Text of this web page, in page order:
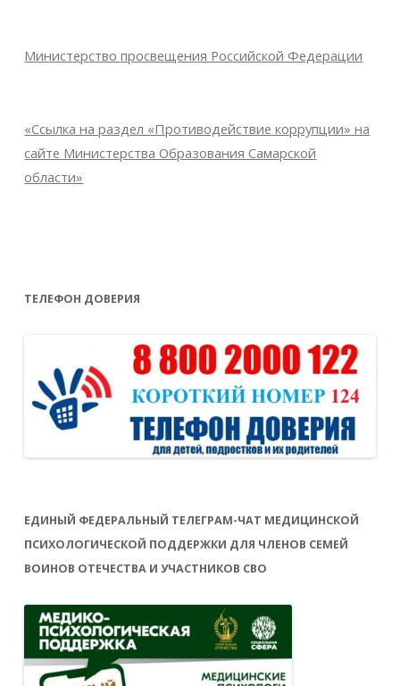
Министерство просвещения Российской Федерации
«Ссылка на раздел «Противодействие коррупции» на
сайте Министерства Образования Самарской
области»
ТЕЛЕФОН ДОВЕРИЯ
ЕДИНЫЙ ФЕДЕРАЛЬНЫЙ ТЕЛЕГРАМ-ЧАТ МЕДИЦИНСКОЙ
ПСИХОЛОГИЧЕСКОЙ ПОДДЕРЖКИ ДЛЯ ЧЛЕНОВ СЕМЕЙ
ВОИНОВ ОТЕЧЕСТВА И УЧАСТНИКОВ СВО